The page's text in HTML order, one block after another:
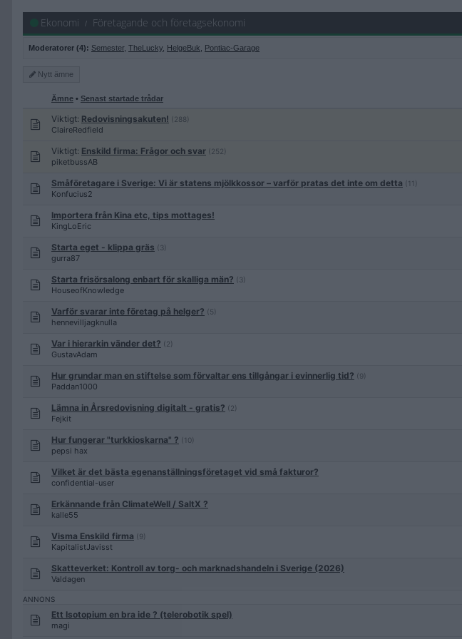
Ekonomi Företagande och företagsekonomi
Moderatorer (4): Semester, TheLucky HelgeBuk Pontiac-Garage
Nytt ämne
Ämne • Senast startade trådar
Viktigt: Redovisningsakuten! (288)
ClaireRedfield
Viktigt: Enskild firma: Frågor och svar (252)
piketbussAB
Småföretagare i Sverige: Vi är statens mjölkkossor – varför pratas det inte om detta (11)
Konfucius2
Importera från Kina etc, tips mottages!
KingLoEric
Starta eget - klippa gräs (3)
gurra87
Starta frisörsalong enbart för skalliga män? (3)
HouseofKnowledge
Varför svarar inte företag på helger? (5)
hennevilljagknulla
Var i hierarkin vänder det? (2)
GustavAdam
Hur grundar man en stiftelse som förvaltar ens tillgångar i evinnerlig tid? (9)
Paddan1000
Lämna in Årsredovisning digitalt - gratis? (2)
Fejkit
Hur fungerar "turkkioskarna" ? (10)
pepsi hax
Vilket är det bästa egenanställningsföretaget vid små fakturor?
confidential-user
Erkännande från ClimateWell / SaltX ?
kalle55
Visma Enskild firma (9)
KapitalistJavisst
Skatteverket: Kontroll av torg- och marknadshandeln i Sverige (2026)
Valdagen
Ett Isotopium en bra ide ? (telerobotik spel)
magi